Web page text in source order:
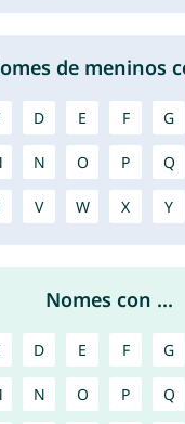
de meninos
D E F G
N O P Q
V W X Y
Nomes con ...
D E F G
N O P Q